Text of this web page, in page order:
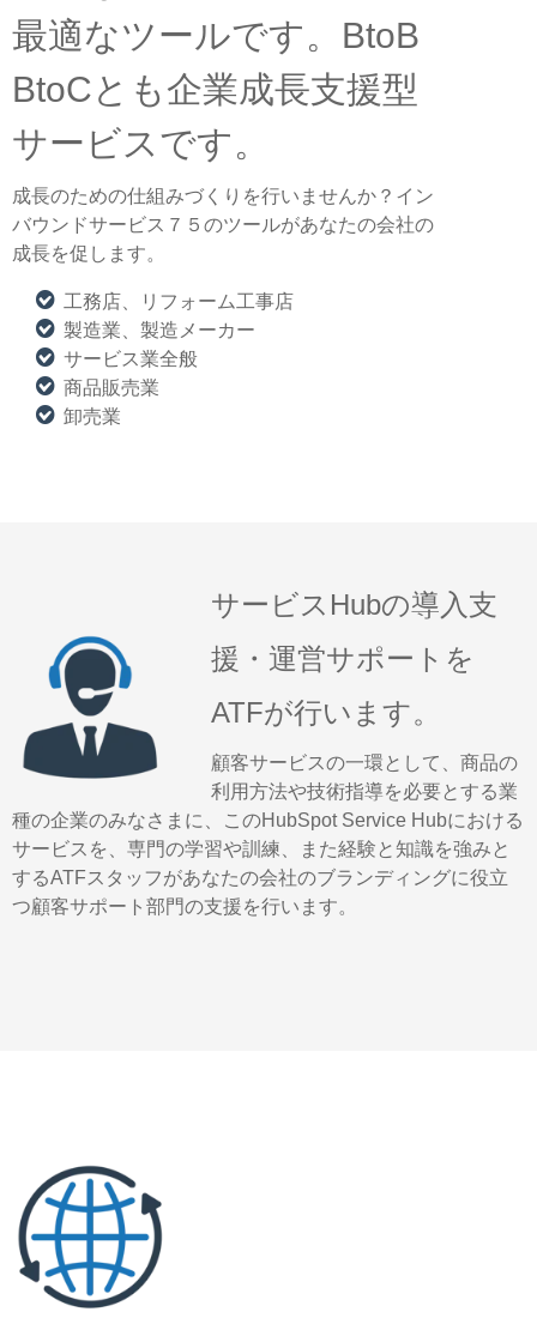
最適なツールです。BtoB
BtoCとも企業成長支援型
サービスです。
成長のための仕組みづくりを行いませんか？イン
バウンドサービス７５のツールがあなたの会社の
成長を促します。
工務店、リフォーム工事店
製造業、製造メーカー
サービス業全般
商品販売業
卸売業
サービスHubの導入支
援・運営サポートを
ATFが行います。
顧客サービスの一環として、商品の
利用方法や技術指導を必要とする業
種の企業のみなさまに、このHubSpot Service Hubにおける
サービスを、専門の学習や訓練、また経験と知識を強みと
するATFスタッフがあなたの会社のブランディングに役立
つ顧客サポート部門の支援を行います。